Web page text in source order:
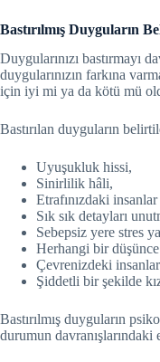
Bastırılmış Duyguların
Duygularınızı bastırmayı
duygularınızın farkına
için iyi mi ya da kötü mü
Bastırılan duyguların
Uyuşukluk hissi,
Sinirlilik hâli,
Etrafınızdaki
Sık sık detayları
Sebepsiz yere stres
Herhangi bir
Çevrenizdeki insanlar
Şiddetli bir şekilde
Bastırılmış duyguların
durumun